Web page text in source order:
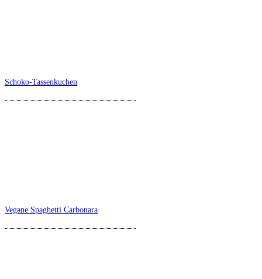
Schoko-Tassenkuchen
Vegane Spaghetti Carbonara